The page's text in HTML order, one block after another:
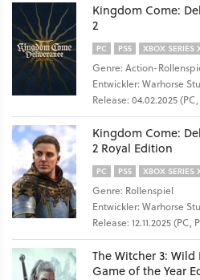
Kingdom Come:
2
PC PS5 XBOX SERIES
Genre: Action-
Entwickler: Warhorse
Release: 04.02.2025
Kingdom Come:
2 Royal Edition
PC PS5 XBOX SERIES
Genre: Rollenspiel
Entwickler: Warhorse
Release: 12.11.2025
The Witcher 3:
Game of the Year